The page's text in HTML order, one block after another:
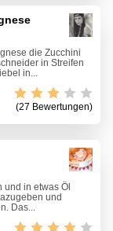
die Zucchini
in Streifen
in...
(27 Bewertungen)
in etwas Öl
und
Das...